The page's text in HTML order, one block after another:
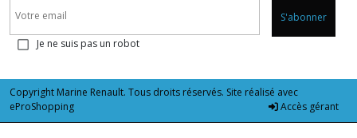
S'abonner
Je ne suis pas un robot
Copyright Marine Renault. Tous droits réservés. Site réalisé avec
eProShopping
Accès gérant